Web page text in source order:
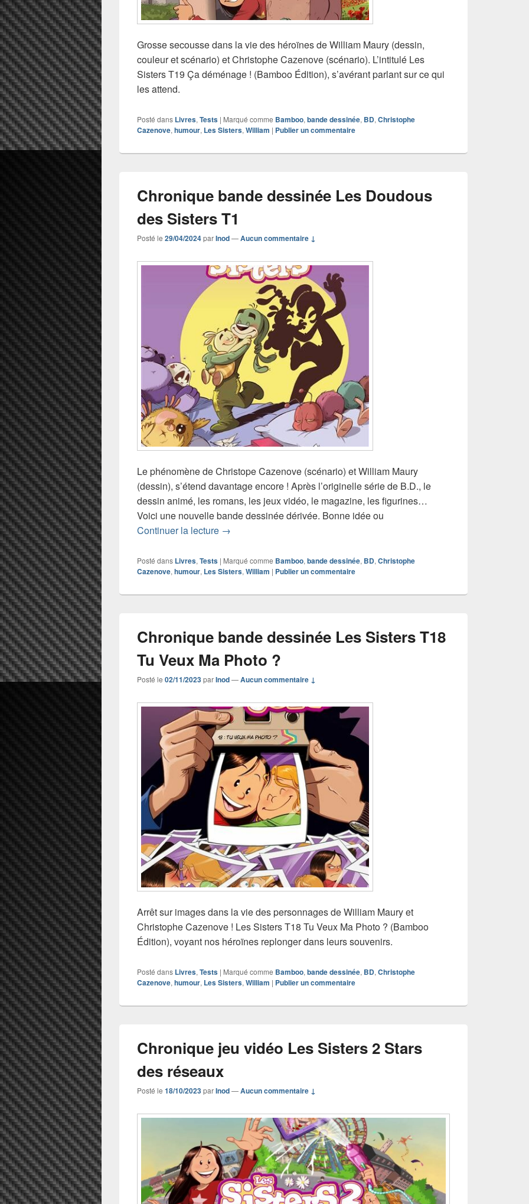
Grosse secousse dans la vie des héroïnes de William Maury (dessin,
couleur et scénario) et Christophe Cazenove (scénario). L’intitulé Les
Sisters T19 Ça déménage ! (Bamboo Édition), s’avérant parlant sur ce qui
les attend.
Posté dans Livres, Tests | Marqué comme Bamboo, bande dessinée, BD, Christophe
Cazenove, humour, Les Sisters, William | Publier un commentaire
Chronique bande dessinée Les Doudous
des Sisters T1
Posté le 29/04/2024parInod—Aucun commentaire ↓
Le phénomène de Christope Cazenove (scénario) et William Maury
(dessin), s’étend davantage encore ! Après l’originelle série de B.D., le
dessin animé, les romans, les jeux vidéo, le magazine, les figurines…
Voici une nouvelle bande dessinée dérivée. Bonne idée ou
Continuer la lecture Chronique bande dessinée Les Doudous des Sisters T1
→
Posté dans Livres, Tests | Marqué comme Bamboo, bande dessinée, BD, Christophe
Cazenove, humour, Les Sisters, William | Publier un commentaire
Chronique bande dessinée Les Sisters T18
Tu Veux Ma Photo ?
Posté le 02/11/2023parInod—Aucun commentaire ↓
Arrêt sur images dans la vie des personnages de William Maury et
Christophe Cazenove ! Les Sisters T18 Tu Veux Ma Photo ? (Bamboo
Édition), voyant nos héroïnes replonger dans leurs souvenirs.
Posté dans Livres,Tests | Marqué comme Bamboo,bande dessinée, BD,Christophe
Cazenove,humour, Les Sisters,William | Publier un commentaire
Chronique jeu vidéo Les Sisters 2 Stars
des réseaux
Posté le 18/10/2023parInod—Aucun commentaire ↓